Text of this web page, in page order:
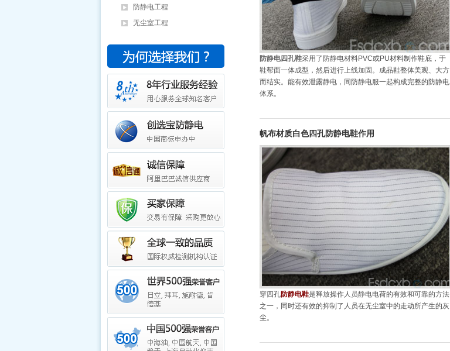
防静电工程
无尘室工程
防静电四孔鞋采用了防静电材料PVC或PU材料制作鞋底，于
鞋帮面一体成型，然后进行上线加固。成品鞋整体美观、大方
而结实。能有效泄露静电，同防静电服一起构成完整的防静电
体系。
帆布材质白色四孔防静电鞋作用
穿四孔防静电鞋是释放操作人员静电电荷的有效和可靠的方法
之一，同时还有效的抑制了人员在无尘室中的走动所产生的灰
尘。